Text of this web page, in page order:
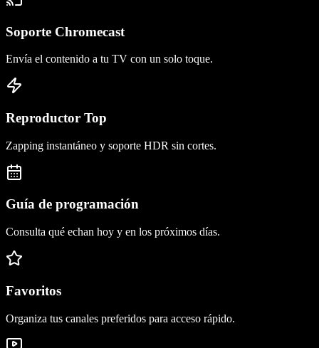
Soporte Chromecast
Envía el contenido a tu TV con un solo toque.
Reproductor Top
Zapping instantáneo y soporte HDR sin cortes.
Guía de programación
Consulta qué echan hoy y en los próximos días.
Favoritos
Organiza tus canales preferidos para acceso rápido.